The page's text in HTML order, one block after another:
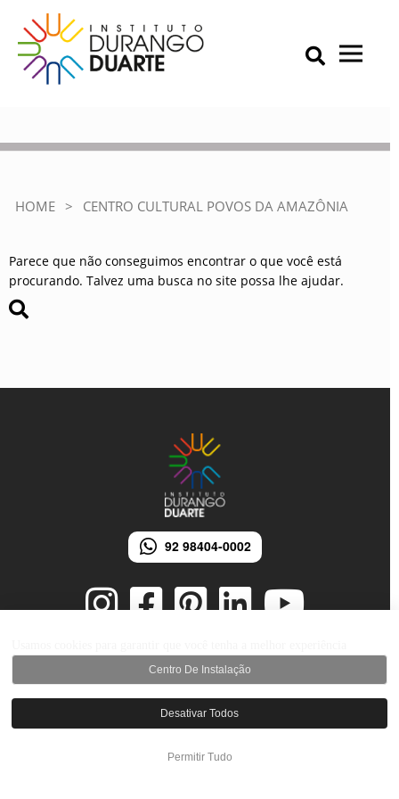
content
IDD – Instituto Durango Duarte
Instituto Durango Duarte
Primary Menu
HOME > CENTRO CULTURAL POVOS DA AMAZÔNIA
Parece que não conseguimos encontrar o que você está
procurando. Talvez uma busca no site possa lhe ajudar.
92 98404-0002
© 2026 Instituto Durango Duarte - Todos os direitos reservados.
Desenvolvido por iMarketing Agência Digital
Centro De Instalação
Desativar Todos
Permitir Tudo